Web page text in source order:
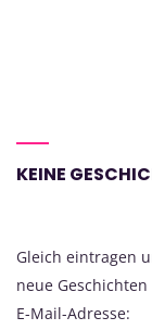
KEINE
Gleich eintragen
neue
E-Mail-Adresse: